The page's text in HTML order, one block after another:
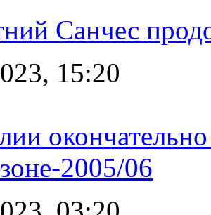
Санчес
15:20
2005/06